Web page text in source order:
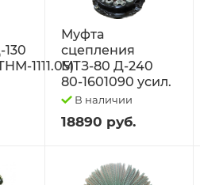
1111.05)
Муфта
сцепления
МТЗ-80 Д-240
80-1601090 усил.
В наличии
18890 руб.